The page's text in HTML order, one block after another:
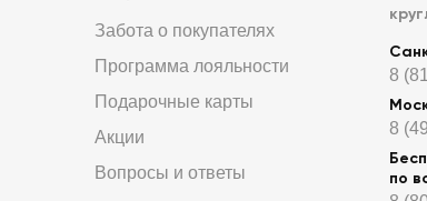
Забота о покупателях
Программа лояльности
Подарочные карты
Акции
Вопросы и ответы
8
8
по